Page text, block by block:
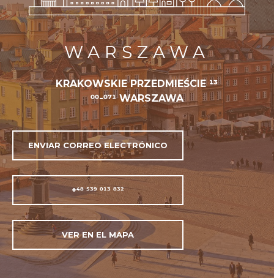
ENVIAR CORREO ELECTRÓNICO
+48 539 013 832
VER EN EL MAPA
WARSZAWA
KRAKOWSKIE PRZEDMIEŚCIE 13
00-071 WARSZAWA